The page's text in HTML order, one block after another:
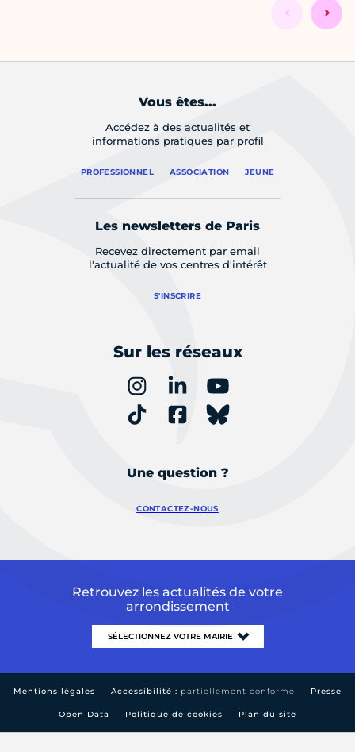
Vous êtes...
Accédez à des actualités et
informations pratiques par profil
PROFESSIONNEL ASSOCIATION JEUNE
Les newsletters de Paris
Recevez directement par email
l'actualité de vos centres d'intérêt
S'INSCRIRE
Sur les réseaux
Une question ?
CONTACTEZ-NOUS
Retrouvez les actualités de votre
arrondissement
Mentions légales Accessibilité : partiellement conforme Presse
Open Data Politique de cookies Plan du site